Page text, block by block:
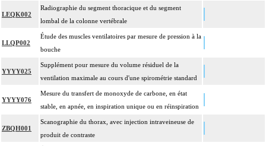
LEQK002
Radiographie du segment thoracique et du segment
lombal de la colonne vertébrale
LLQP002
Étude des muscles ventilatoires par mesure de pression à la
bouche
YYYY025
Supplément pour mesure du volume résiduel de la
ventilation maximale au cours d'une spirométrie standard
YYYY076
Mesure du transfert de monoxyde de carbone, en état
stable, en apnée, en inspiration unique ou en réinspiration
ZBQH001
Scanographie du thorax, avec injection intraveineuse de
produit de contraste